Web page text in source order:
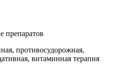
препаратов
противосудорожная,
витаминная терапия